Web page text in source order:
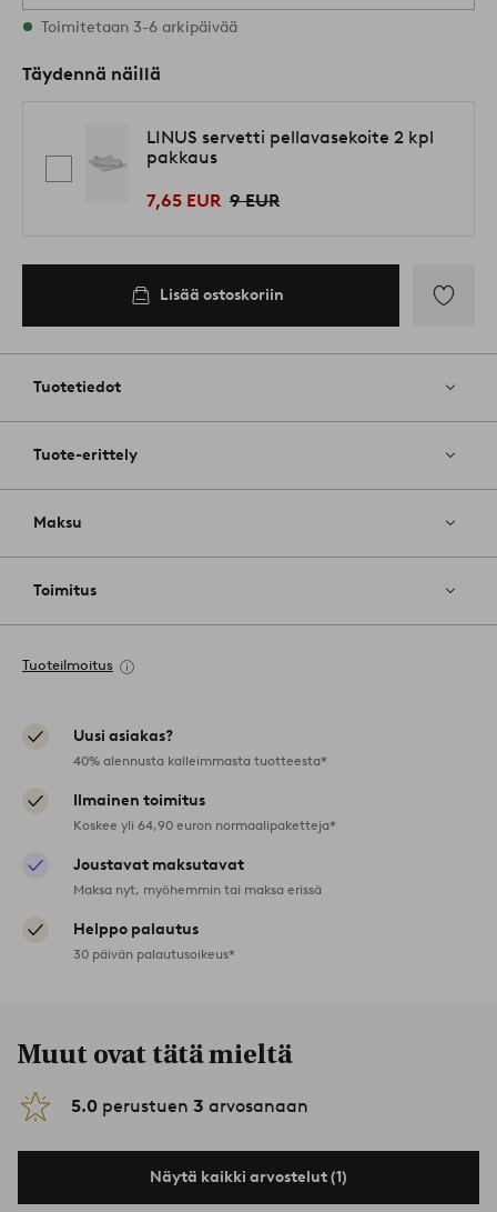
Varastossa
Toimitetaan 3-6 arkipäivää
Täydennä näillä
LINUS servetti pellavasekoite 2 kpl
pakkaus
7,65 EUR 9 EUR
Lisää ostoskoriin
Tuotetiedot
Tuote-erittely
Maksu
Toimitus
Tuoteilmoitus
Uusi asiakas?
40% alennusta kalleimmasta tuotteesta*
Ilmainen toimitus
Koskee yli 64,90 euron normaalipaketteja*
Joustavat maksutavat
Maksa nyt, myöhemmin tai maksa erissä
Helppo palautus
30 päivän palautusoikeus*
Muut ovat tätä mieltä
5.0 perustuen 3 arvosanaan
Näytä kaikki arvostelut (1)